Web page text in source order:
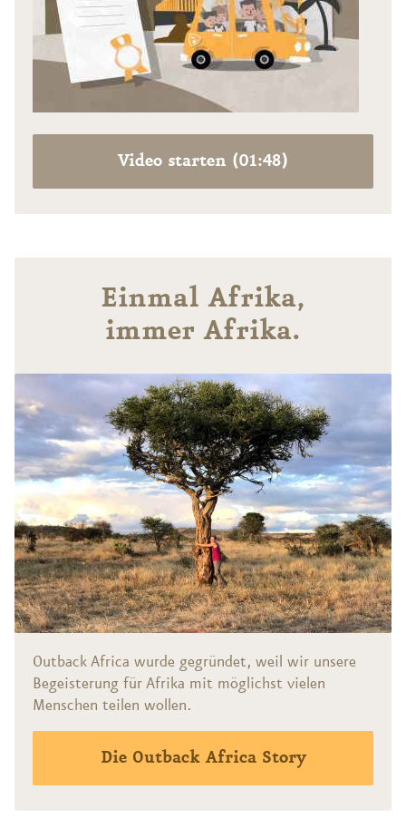
Video starten (01:48)
Einmal Afrika,
immer Afrika.
Outback Africa wurde gegründet, weil wir unsere
Begeisterung für Afrika mit möglichst vielen
Menschen teilen wollen.
Die Outback Africa Story